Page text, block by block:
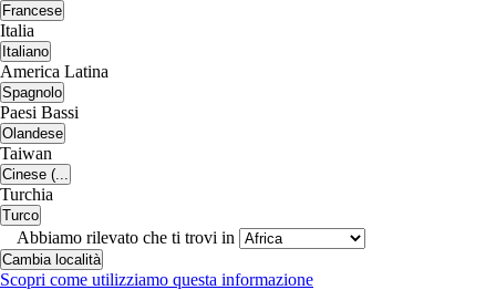
Francese
Italia
Italiano
America Latina
Spagnolo
Paesi Bassi
Olandese
Taiwan
Cinese (...
Turchia
Turco
Abbiamo rilevato che ti trovi in
Cambia località
Scopri come utilizziamo questa informazione